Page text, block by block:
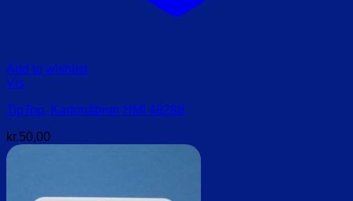
Add to wishlist
Vis
TipTop, Kartonåbner HMI 48288
kr.50,00